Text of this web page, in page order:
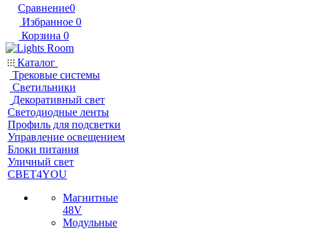
Сравнение0
Избранное 0
Корзина 0
Каталог
Трековые системы
Светильники
Декоративный свет
Светодиодные ленты
Профиль для подсветки
Управление освещением
Блоки питания
Уличный свет
СВЕТ4YOU
Магнитные
48V
Модульные